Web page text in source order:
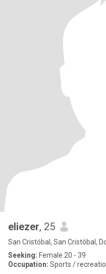
eliezer, 25
San Cristóbal, San Cristóbal,
Seeking: Female 20 - 39
Occupation: Sports /